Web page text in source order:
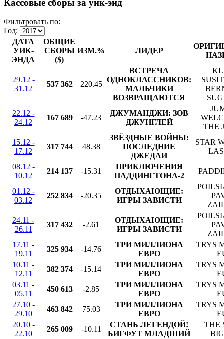
Фильтровать по:
Год:
ДАТА
УИК-
ЭНДА
ОБЩИЕ
СБОРЫ
($)
ИЗМ.% ЛИДЕР
29.12 -
31.12
537 362 220.45
ВСТРЕЧА
ОДНОКЛАССНИКОВ:
МАЛЬЧИКИ
ВОЗВРАЩАЮТСЯ
22.12 -
24.12
167 689 -47.23
ДЖУМАНДЖИ: ЗОВ
ДЖУНГЛЕЙ
THE
15.12 -
17.12
317 744 48.38
ЗВЁЗДНЫЕ ВОЙНЫ:
ПОСЛЕДНИЕ
ДЖЕДАИ
STAR
08.12 -
10.12
214 137 -15.31
ПРИКЛЮЧЕНИЯ
ПАДДИНГТОНА-2
01.12 -
03.12
252 834 -20.35
ОТДЫХАЮЩИЕ:
ИГРЫ ЗАВИСТИ
24.11 -
26.11
317 432 -2.61
ОТДЫХАЮЩИЕ:
ИГРЫ ЗАВИСТИ
17.11 -
19.11
325 934 -14.76
ТРИ МИЛЛИОНА
ЕВРО
TRYS
10.11 -
12.11
382 374 -15.14
ТРИ МИЛЛИОНА
ЕВРО
TRYS
03.11 -
05.11
450 613 -2.85
ТРИ МИЛЛИОНА
ЕВРО
TRYS
27.10 -
29.10
463 842 75.03
ТРИ МИЛЛИОНА
ЕВРО
TRYS
20.10 -
22.10
265 009 -10.11
СТАНЬ ЛЕГЕНДОЙ!
БИГФУТ МЛАДШИЙ
THE